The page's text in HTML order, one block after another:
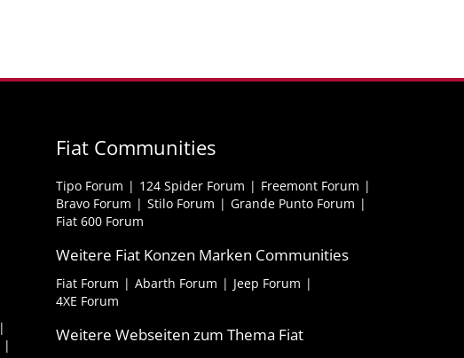
Fiat Communities
Tipo Forum 124 Spider Forum
Freemont Forum
Bravo Forum
Stilo Forum
Grande Punto Forum
Fiat 600 Forum
Weitere Fiat Konzen Marken Communities
Fiat Forum Abarth Forum
Jeep Forum
4XE Forum
Weitere Webseiten zum Thema Fiat